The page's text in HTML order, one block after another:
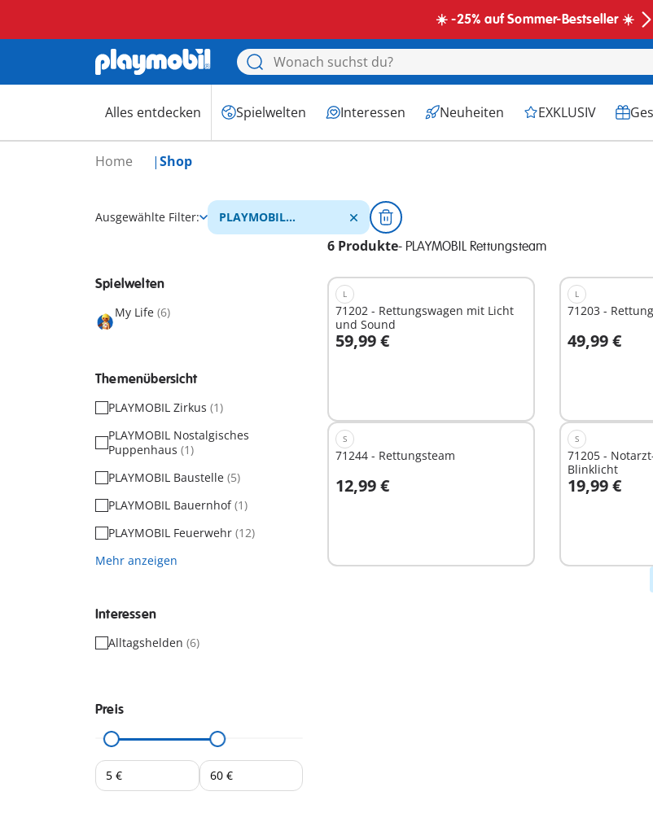
☀️ -25% auf Sommer-Bestseller ☀️
Alles entdecken Spielwelten Interessen Neuheiten EXKLUSIV
Home Shop
Ausgewählte Filter:
PLAYMOBIL
6 Produkte- PLAYMOBIL Rettungsteam
Spielwelten
My Life (6)
Themenübersicht
PLAYMOBIL Zirkus (1)
PLAYMOBIL Nostalgisches
Puppenhaus (1)
PLAYMOBIL Baustelle (5)
PLAYMOBIL Bauernhof(1)
PLAYMOBIL Feuerwehr (12)
Mehr anzeigen
Interessen
Alltagshelden (6)
Preis
L
71202 - Rettungswagen mit Licht
und Sound
59,99 €
In den Warenkorb
L
71203 -
49,99 €
In den
S
71244 - Rettungsteam
12,99 €
In den Warenkorb
S
71205 -
Blinklicht
19,99 €
In den